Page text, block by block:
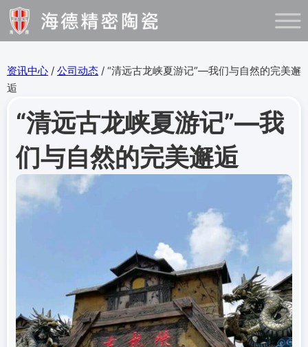
资讯中心 / 公司动态 / “清远古龙峡夏游记”—我们与自然的完美邂
逅
“清远古龙峡夏游记”—我
们与自然的完美邂逅